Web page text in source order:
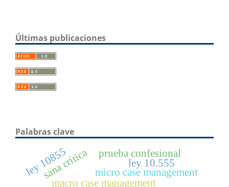
Últimas publicaciones
Palabras clave
macro case management
micro case management
ley 10.555
prueba confesional
sana crítica
ley 10855